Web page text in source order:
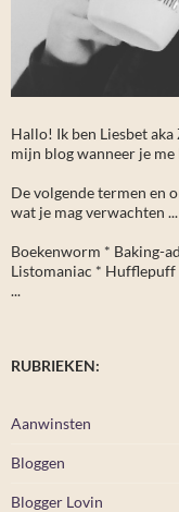
Hallo! Ik ben Liesbet
mijn blog wanneer je
De volgende termen en
wat je mag verwachten ...
Boekenworm * Baking-
Listomaniac * Hufflepuff
...
RUBRIEKEN:
Aanwinsten
Bloggen
Blogger Lovin